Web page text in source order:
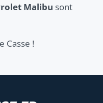
Malibu sont
Casse !